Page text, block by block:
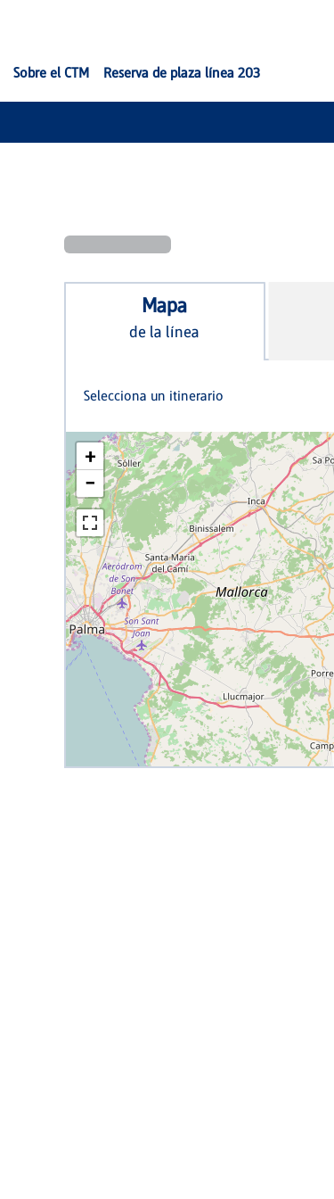
Sobre el CTM Reserva de plaza línea 203
Mapa
de la línea